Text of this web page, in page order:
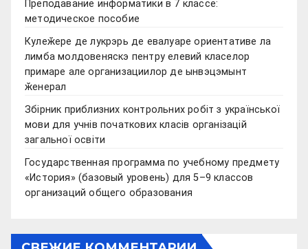
Преподавание информатики в 7 классе:
методическое пособие
Кулеӂере де лукрэрь де евалуаре ориентативе ла
лимба молдовеняскэ пентру елевий класелор
примаре але организациилор де ынвэцэмынт
ӂенерал
Збірник приблизних контрольних робіт з української
мови для учнів початкових класів організацій
загальної освіти
Государственная программа по учебному предмету
«История» (базовый уровень) для 5–9 классов
организаций общего образования